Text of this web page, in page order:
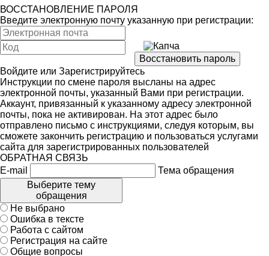
ВОССТАНОВЛЕНИЕ ПАРОЛЯ
Введите электронную почту указанную при регистрации:
Войдите или Зарегистрируйтесь
Инструкции по смене пароля высланы на адрес
электронной почты, указанный Вами при регистрации.
Аккаунт, привязанный к указанному адресу электронной
почты, пока не активирован. На этот адрес было
отправлено письмо с инструкциями, следуя которым, вы
сможете закончить регистрацию и пользоваться услугами
сайта для зарегистрированных пользователей
ОБРАТНАЯ СВЯЗЬ
E-mail
Тема обращения
Выберите тему
обращения
Не выбрано
Ошибка в тексте
Работа с сайтом
Регистрация на сайте
Общие вопросы